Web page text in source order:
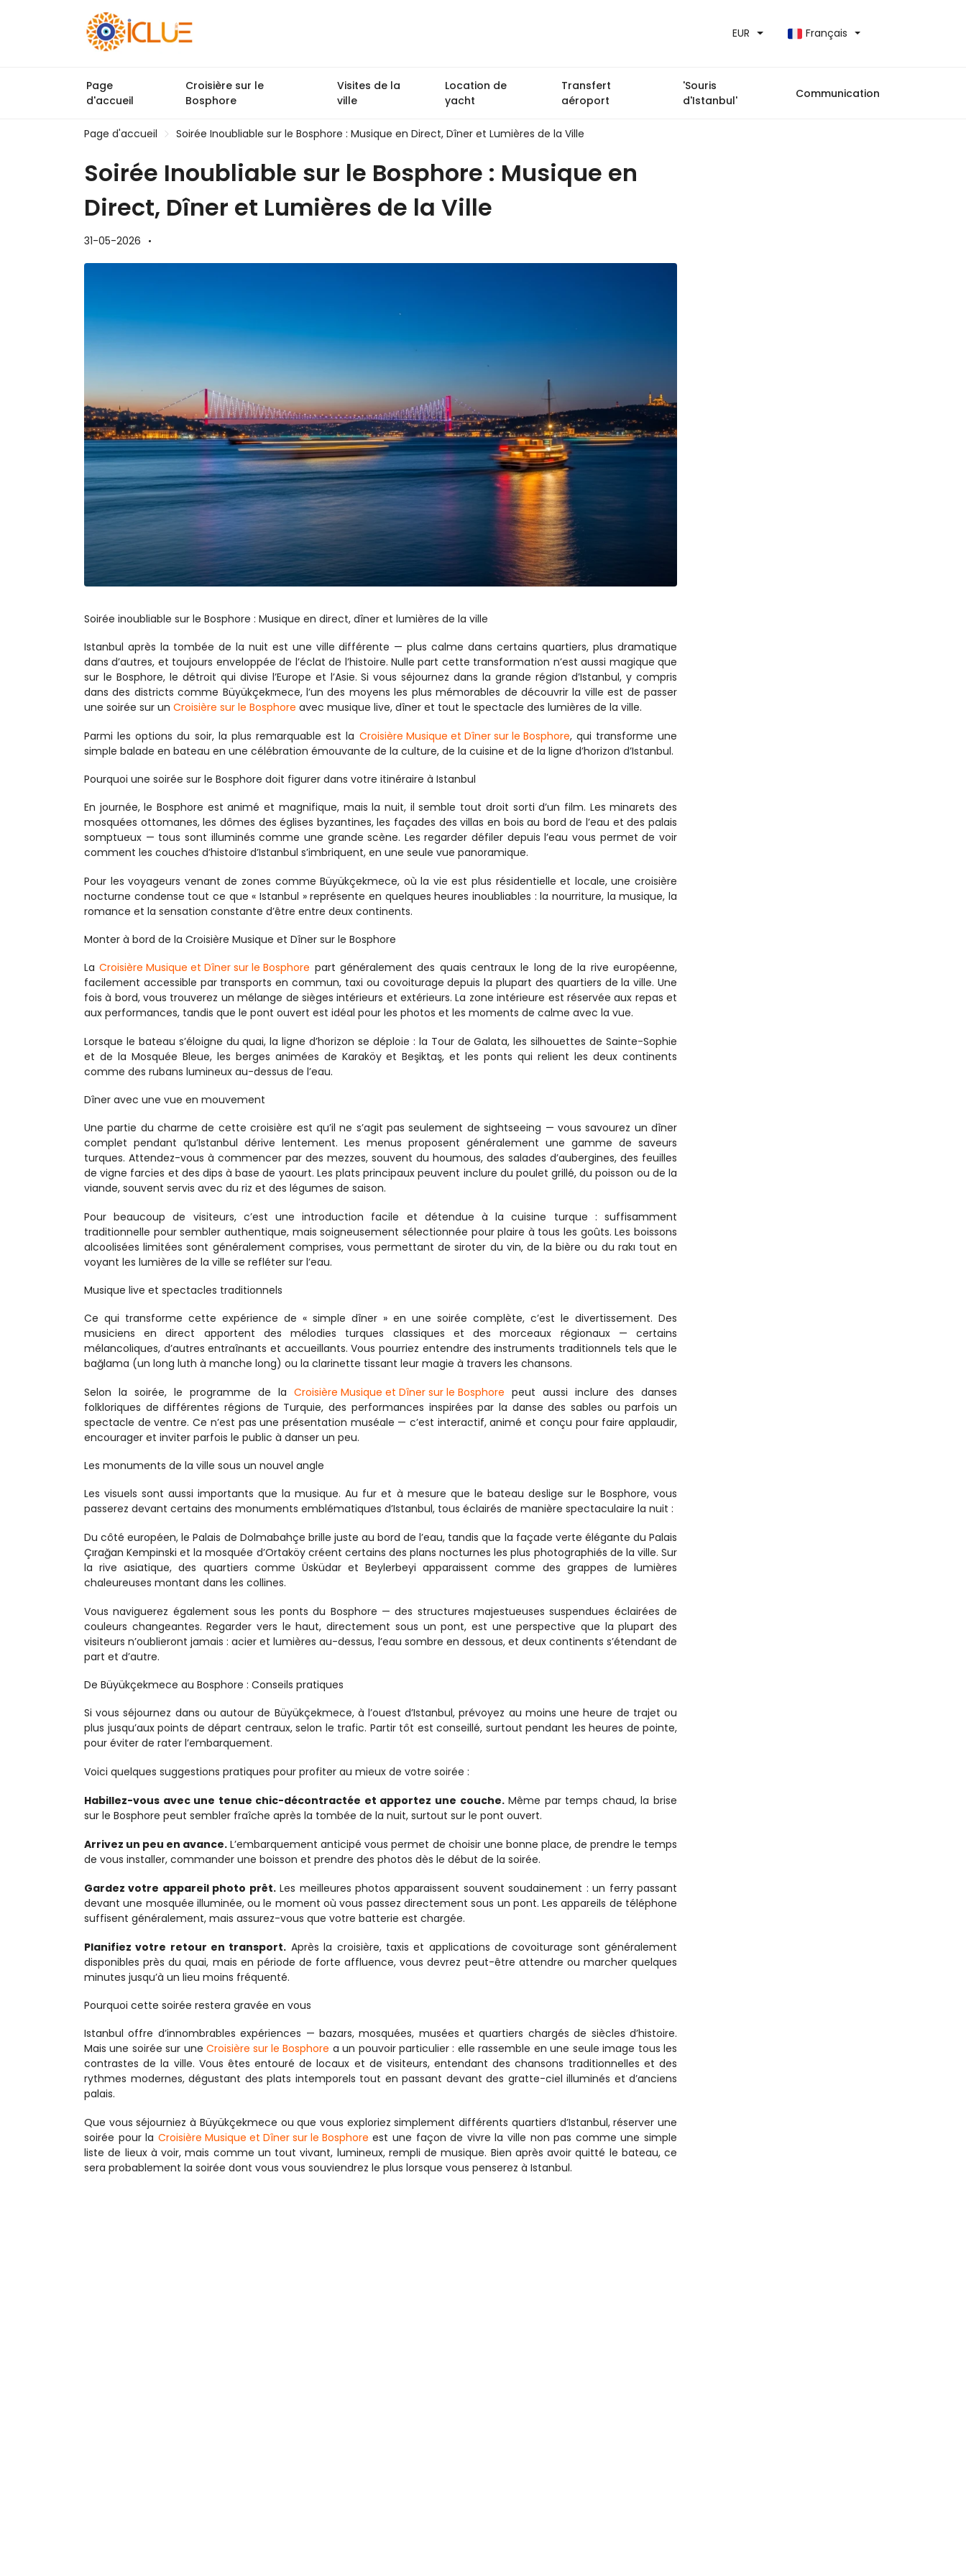
EUR Français
Page
d'accueil
Croisière sur le
Bosphore
Visites de la
ville
Location de
yacht
Transfert
aéroport
'Souris
d'Istanbul'
Communication
Page d'accueil Soirée Inoubliable sur le Bosphore : Musique en Direct, Dîner et Lumières de la Ville
Soirée Inoubliable sur le Bosphore : Musique en
Direct, Dîner et Lumières de la Ville
31-05-2026
Soirée inoubliable sur le Bosphore : Musique en direct, dîner et lumières de la ville
Istanbul après la tombée de la nuit est une ville différente — plus calme dans certains quartiers, plus dramatique
dans d’autres, et toujours enveloppée de l’éclat de l’histoire. Nulle part cette transformation n’est aussi magique que
sur le Bosphore, le détroit qui divise l’Europe et l’Asie. Si vous séjournez dans la grande région d’Istanbul, y compris
dans des districts comme Büyükçekmece, l’un des moyens les plus mémorables de découvrir la ville est de passer
une soirée sur un Croisière sur le Bosphore avec musique live, dîner et tout le spectacle des lumières de la ville.
Parmi les options du soir, la plus remarquable est la Croisière Musique et Dîner sur le Bosphore, qui transforme une
simple balade en bateau en une célébration émouvante de la culture, de la cuisine et de la ligne d’horizon d’Istanbul.
Pourquoi une soirée sur le Bosphore doit figurer dans votre itinéraire à Istanbul
En journée, le Bosphore est animé et magnifique, mais la nuit, il semble tout droit sorti d’un film. Les minarets des
mosquées ottomanes, les dômes des églises byzantines, les façades des villas en bois au bord de l’eau et des palais
somptueux — tous sont illuminés comme une grande scène. Les regarder défiler depuis l’eau vous permet de voir
comment les couches d’histoire d’Istanbul s’imbriquent, en une seule vue panoramique.
Pour les voyageurs venant de zones comme Büyükçekmece, où la vie est plus résidentielle et locale, une croisière
nocturne condense tout ce que « Istanbul » représente en quelques heures inoubliables : la nourriture, la musique, la
romance et la sensation constante d’être entre deux continents.
Monter à bord de la Croisière Musique et Dîner sur le Bosphore
La Croisière Musique et Dîner sur le Bosphore part généralement des quais centraux le long de la rive européenne,
facilement accessible par transports en commun, taxi ou covoiturage depuis la plupart des quartiers de la ville. Une
fois à bord, vous trouverez un mélange de sièges intérieurs et extérieurs. La zone intérieure est réservée aux repas et
aux performances, tandis que le pont ouvert est idéal pour les photos et les moments de calme avec la vue.
Lorsque le bateau s’éloigne du quai, la ligne d’horizon se déploie : la Tour de Galata, les silhouettes de Sainte-Sophie
et de la Mosquée Bleue, les berges animées de Karaköy et Beşiktaş, et les ponts qui relient les deux continents
comme des rubans lumineux au-dessus de l’eau.
Dîner avec une vue en mouvement
Une partie du charme de cette croisière est qu’il ne s’agit pas seulement de sightseeing — vous savourez un dîner
complet pendant qu’Istanbul dérive lentement. Les menus proposent généralement une gamme de saveurs
turques. Attendez-vous à commencer par des mezzes, souvent du houmous, des salades d’aubergines, des feuilles
de vigne farcies et des dips à base de yaourt. Les plats principaux peuvent inclure du poulet grillé, du poisson ou de la
viande, souvent servis avec du riz et des légumes de saison.
Pour beaucoup de visiteurs, c’est une introduction facile et détendue à la cuisine turque : suffisamment
traditionnelle pour sembler authentique, mais soigneusement sélectionnée pour plaire à tous les goûts. Les boissons
alcoolisées limitées sont généralement comprises, vous permettant de siroter du vin, de la bière ou du rakı tout en
voyant les lumières de la ville se refléter sur l’eau.
Musique live et spectacles traditionnels
Ce qui transforme cette expérience de « simple dîner » en une soirée complète, c’est le divertissement. Des
musiciens en direct apportent des mélodies turques classiques et des morceaux régionaux — certains
mélancoliques, d’autres entraînants et accueillants. Vous pourriez entendre des instruments traditionnels tels que le
bağlama (un long luth à manche long) ou la clarinette tissant leur magie à travers les chansons.
Selon la soirée, le programme de la Croisière Musique et Dîner sur le Bosphore peut aussi inclure des danses
folkloriques de différentes régions de Turquie, des performances inspirées par la danse des sables ou parfois un
spectacle de ventre. Ce n’est pas une présentation muséale — c’est interactif, animé et conçu pour faire applaudir,
encourager et inviter parfois le public à danser un peu.
Les monuments de la ville sous un nouvel angle
Les visuels sont aussi importants que la musique. Au fur et à mesure que le bateau deslige sur le Bosphore, vous
passerez devant certains des monuments emblématiques d’Istanbul, tous éclairés de manière spectaculaire la nuit :
Du côté européen, le Palais de Dolmabahçe brille juste au bord de l’eau, tandis que la façade verte élégante du Palais
Çırağan Kempinski et la mosquée d’Ortaköy créent certains des plans nocturnes les plus photographiés de la ville. Sur
la rive asiatique, des quartiers comme Üsküdar et Beylerbeyi apparaissent comme des grappes de lumières
chaleureuses montant dans les collines.
Vous naviguerez également sous les ponts du Bosphore — des structures majestueuses suspendues éclairées de
couleurs changeantes. Regarder vers le haut, directement sous un pont, est une perspective que la plupart des
visiteurs n’oublieront jamais : acier et lumières au-dessus, l’eau sombre en dessous, et deux continents s’étendant de
part et d’autre.
De Büyükçekmece au Bosphore : Conseils pratiques
Si vous séjournez dans ou autour de Büyükçekmece, à l’ouest d’Istanbul, prévoyez au moins une heure de trajet ou
plus jusqu’aux points de départ centraux, selon le trafic. Partir tôt est conseillé, surtout pendant les heures de pointe,
pour éviter de rater l’embarquement.
Voici quelques suggestions pratiques pour profiter au mieux de votre soirée :
Habillez-vous avec une tenue chic-décontractée et apportez une couche. Même par temps chaud, la brise
sur le Bosphore peut sembler fraîche après la tombée de la nuit, surtout sur le pont ouvert.
Arrivez un peu en avance. L’embarquement anticipé vous permet de choisir une bonne place, de prendre le temps
de vous installer, commander une boisson et prendre des photos dès le début de la soirée.
Gardez votre appareil photo prêt. Les meilleures photos apparaissent souvent soudainement : un ferry passant
devant une mosquée illuminée, ou le moment où vous passez directement sous un pont. Les appareils de téléphone
suffisent généralement, mais assurez-vous que votre batterie est chargée.
Planifiez votre retour en transport. Après la croisière, taxis et applications de covoiturage sont généralement
disponibles près du quai, mais en période de forte affluence, vous devrez peut-être attendre ou marcher quelques
minutes jusqu’à un lieu moins fréquenté.
Pourquoi cette soirée restera gravée en vous
Istanbul offre d’innombrables expériences — bazars, mosquées, musées et quartiers chargés de siècles d’histoire.
Mais une soirée sur une Croisière sur le Bosphore a un pouvoir particulier : elle rassemble en une seule image tous les
contrastes de la ville. Vous êtes entouré de locaux et de visiteurs, entendant des chansons traditionnelles et des
rythmes modernes, dégustant des plats intemporels tout en passant devant des gratte-ciel illuminés et d’anciens
palais.
Que vous séjourniez à Büyükçekmece ou que vous exploriez simplement différents quartiers d’Istanbul, réserver une
soirée pour la Croisière Musique et Dîner sur le Bosphore est une façon de vivre la ville non pas comme une simple
liste de lieux à voir, mais comme un tout vivant, lumineux, rempli de musique. Bien après avoir quitté le bateau, ce
sera probablement la soirée dont vous vous souviendrez le plus lorsque vous penserez à Istanbul.